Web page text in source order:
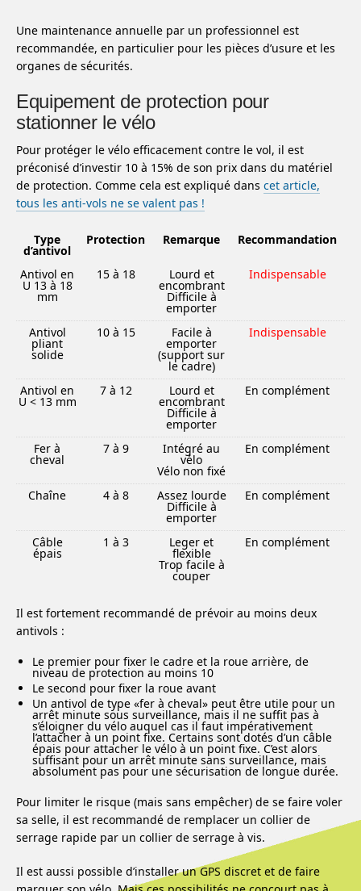
Une maintenance annuelle par un professionnel est
recommandée, en particulier pour les pièces d’usure et les
organes de sécurités.
Equipement de protection pour
stationner le vélo
Pour protéger le vélo efficacement contre le vol, il est
préconisé d’investir 10 à 15% de son prix dans du matériel
de protection. Comme cela est expliqué dans cet article,
tous les anti-vols ne se valent pas !
Type
d’antivol
Protection Remarque Recommandation
Antivol en
U 13 à 18
mm
15 à 18 Lourd et
encombrant
Difficile à
emporter
Indispensable
Antivol
pliant
solide
10 à 15 Facile à
emporter
(support sur
le cadre)
Indispensable
Antivol en
U < 13 mm
7 à 12 Lourd et
encombrant
Difficile à
emporter
En complément
Fer à
cheval
7 à 9 Intégré au
vélo
Vélo non fixé
En complément
Chaîne 4 à 8 Assez lourde
Difficile à
emporter
En complément
Câble
épais
1 à 3 Leger et
flexible
Trop facile à
couper
En complément
Il est fortement recommandé de prévoir au moins deux
antivols :
Le premier pour fixer le cadre et la roue arrière, de
niveau de protection au moins 10
Le second pour fixer la roue avant
Un antivol de type «fer à cheval» peut être utile pour un
arrêt minute sous surveillance, mais il ne suffit pas à
s’éloigner du vélo auquel cas il faut impérativement
l’attacher à un point fixe. Certains sont dotés d’un câble
épais pour attacher le vélo à un point fixe. C’est alors
suffisant pour un arrêt minute sans surveillance, mais
absolument pas pour une sécurisation de longue durée.
Pour limiter le risque (mais sans empêcher) de se faire voler
sa selle, il est recommandé de remplacer un collier de
serrage rapide par un collier de serrage à vis.
Il est aussi possible d’installer un GPS discret et de faire